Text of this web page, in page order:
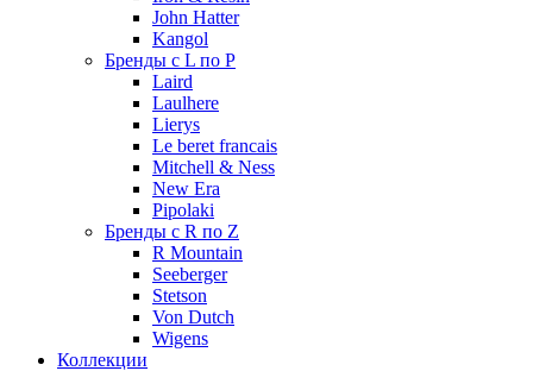
John Hatter
Kangol
Бренды с L по P
Laird
Laulhere
Lierys
Le beret francais
Mitchell & Ness
New Era
Pipolaki
Бренды с R по Z
R Mountain
Seeberger
Stetson
Von Dutch
Wigens
Коллекции